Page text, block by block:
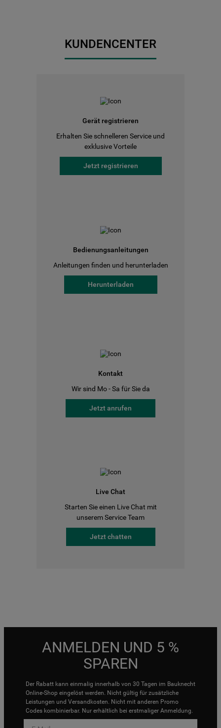
KUNDENCENTER
Gerät registrieren
Erhalten Sie schnelleren Service und
exklusive Vorteile
Jetzt registrieren
Bedienungsanleitungen
Anleitungen finden und herunterladen
Herunterladen
Kontakt
Wir sind Mo - Sa für Sie da
Jetzt anrufen
Live Chat
Starten Sie einen Live Chat mit
unserem Service Team
Jetzt chatten
ANMELDEN UND 5 %
SPAREN
Der Rabatt kann einmalig innerhalb von 30 Tagen im Bauknecht
Online-Shop eingelöst werden. Nicht gültig für zusätzliche
Leistungen und Versandkosten. Nicht mit anderen Promo
Codes kombinierbar. Nur erhältlich bei erstmaliger Anmeldung.